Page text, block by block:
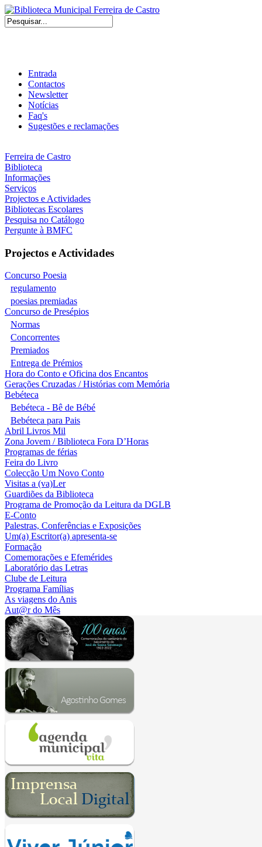
Entrada
Contactos
Newsletter
Notícias
Faq's
Sugestões e reclamações
Ferreira de Castro
Biblioteca
Informações
Serviços
Projectos e Actividades
Bibliotecas Escolares
Pesquisa no Catálogo
Pergunte à BMFC
Projectos e Actividades
Concurso Poesia
regulamento
poesias premiadas
Concurso de Presépios
Normas
Concorrentes
Premiados
Entrega de Prémios
Hora do Conto e Oficina dos Encantos
Gerações Cruzadas / Histórias com Memória
Bebéteca
Bebéteca - Bê de Bébé
Bebéteca para Pais
Abril Livros Mil
Zona Jovem / Biblioteca Fora D’Horas
Programas de férias
Feira do Livro
Colecção Um Novo Conto
Visitas a (va)Ler
Guardiões da Biblioteca
Programa de Promoção da Leitura da DGLB
E-Conto
Palestras, Conferências e Exposições
Um(a) Escritor(a) apresenta-se
Formação
Comemorações e Efemérides
Laboratório das Letras
Clube de Leitura
Programa Famílias
As viagens do Anis
Aut@r do Mês